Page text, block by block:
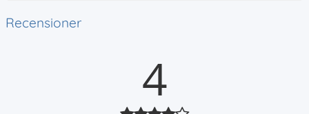
Recensioner
4